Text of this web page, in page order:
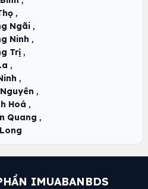
,
Ngãi ,
Ninh ,
Trị ,
,
,
,
Hoá ,
Quang ,
IMUABANBDS